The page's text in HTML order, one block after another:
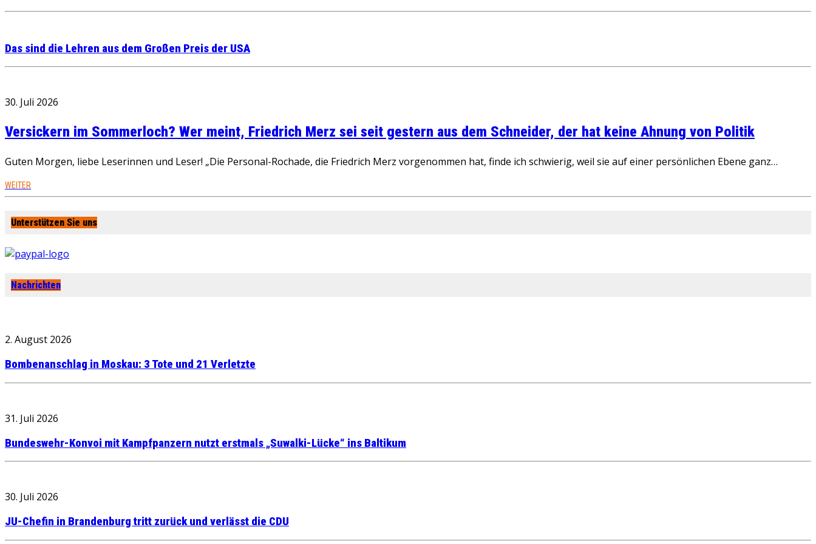
Das sind die Lehren aus dem Großen Preis der USA
30. Juli 2026
Versickern im Sommerloch? Wer meint, Friedrich Merz sei seit gestern aus dem Schneider, der hat keine Ahnung von Politik
Guten Morgen, liebe Leserinnen und Leser! „Die Personal-Rochade, die Friedrich Merz vorgenommen hat, finde ich schwierig, weil sie auf einer persönlichen Ebene ganz…
WEITER
Unterstützen Sie uns
Nachrichten
2. August 2026
Bombenanschlag in Moskau: 3 Tote und 21 Verletzte
31. Juli 2026
Bundeswehr-Konvoi mit Kampfpanzern nutzt erstmals „Suwalki-Lücke“ ins Baltikum
30. Juli 2026
JU-Chefin in Brandenburg tritt zurück und verlässt die CDU